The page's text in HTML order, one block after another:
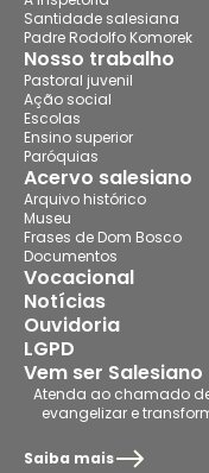
Santidade salesiana
Padre Rodolfo Komorek
Nosso trabalho
Pastoral juvenil
Ação social
Escolas
Ensino superior
Paróquias
Acervo salesiano
Arquivo histórico
Museu
Frases de Dom Bosco
Documentos
Vocacional
Notícias
Ouvidoria
LGPD
Vem ser Salesiano
Atenda ao chamado
evangelizar e
Saiba mais